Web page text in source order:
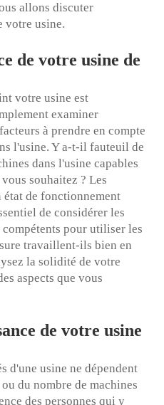
allons discuter
votre usine.
de votre usine de
votre usine est
examiner
à prendre en compte
l'usine. Y a-t-il fauteuil de
dans l'usine capables
souhaitez ? Les
état de fonctionnement
de considérer les
pour utiliser les
travaillent-ils bien en
la solidité de votre
aspects que vous
de votre usine
d'une usine ne dépendent
du nombre de machines
des personnes qui y